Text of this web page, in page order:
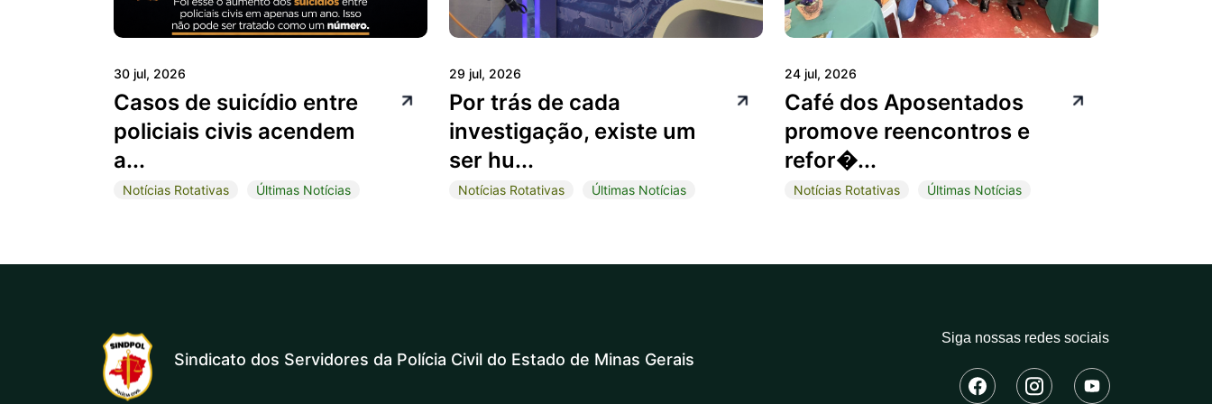
30 jul, 2026
Casos de suicídio entre
policiais civis acendem
a...
Notícias Rotativas Últimas Notícias
29 jul, 2026
Por trás de cada
investigação, existe um
ser hu...
Notícias Rotativas Últimas Notícias
24 jul, 2026
Café dos Aposentados
promove reencontros e
refor�...
Notícias Rotativas Últimas Notícias
Sindicato dos Servidores da Polícia Civil do Estado de Minas Gerais
Siga nossas redes sociais